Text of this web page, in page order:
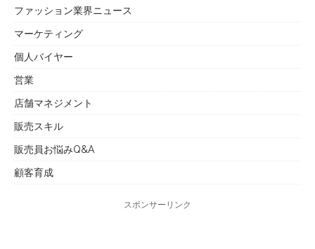
ファッション業界ニュース
マーケティング
個人バイヤー
営業
店舗マネジメント
販売スキル
販売員お悩みQ&A
顧客育成
スポンサーリンク